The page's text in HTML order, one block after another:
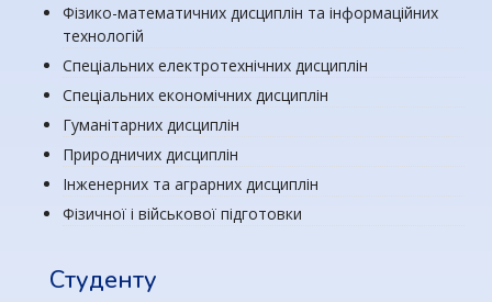
Фізико-математичних дисциплін та інформаційних
технологій
Спеціальних електротехнічних дисциплін
Спеціальних економічних дисциплін
Гуманітарних дисциплін
Природничих дисциплін
Інженерних та аграрних дисциплін
Фізичної і військової підготовки
Студенту